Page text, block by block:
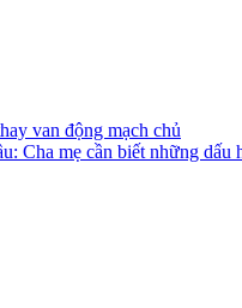
van động mạch chủ
Cha mẹ cần biết những dấu